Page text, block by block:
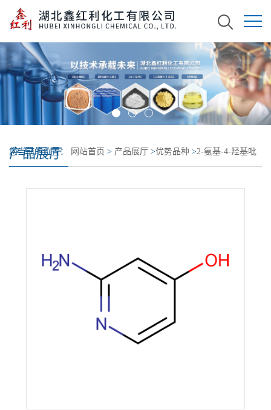
产品展厅
您当前的位置： 网站首页 > 产品展厅 >优势品种 >2-氨基-4-羟基吡